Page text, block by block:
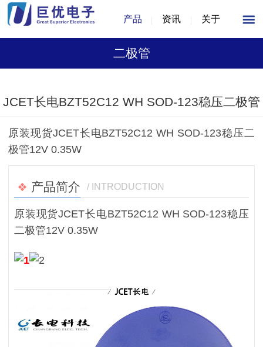
产品 资讯 关于
二极管
1/1
JCET长电BZT52C12 WH SOD-123稳压二极管
原装现货JCET长电BZT52C12 WH SOD-123稳压二
极管12V 0.35W
产品简介 / INTRODUCTION
原装现货JCET长电BZT52C12 WH SOD-123稳压
二极管12V 0.35W